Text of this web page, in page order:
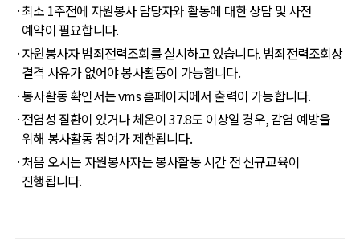
·최소 1주전에 자원봉사 담당자와 활동에 대한 상담 및 사전
예약이 필요합니다.
·자원봉사자 범죄전력조회를 실시하고 있습니다. 범죄전력조회상
결격 사유가 없어야 봉사활동이 가능합니다.
·봉사활동 확인서는 vms 홈페이지에서 출력이 가능합니다.
·전염성 질환이 있거나 체온이 37.8도 이상일 경우, 감염 예방을
위해 봉사활동 참여가 제한됩니다.
·처음 오시는 자원봉사자는 봉사활동 시간 전 신규교육이
진행됩니다.